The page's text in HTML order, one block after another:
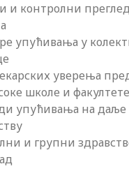
и контролни
упућивања у
уверења
школе и факултете
упућивања на
и групни